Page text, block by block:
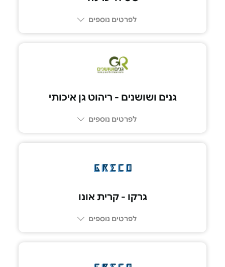
לפרטים נוספים
גנים ושושנים - ריהוט גן איכותי
לפרטים נוספים
גרקו - קרית אונו
לפרטים נוספים